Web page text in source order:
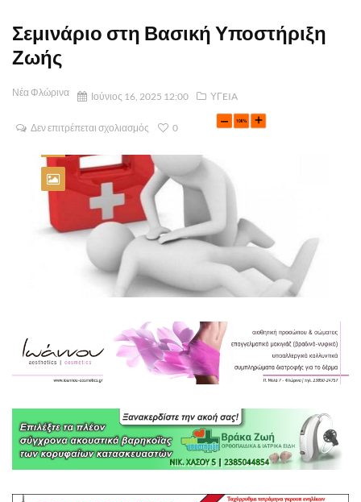
Σεμινάριο στη Βασική Υποστήριξη
Ζωής
Νέα Φλώρινα Ιούνιος 16, 2025 12:00 ΥΓEIA
Δεν επιτρέπεται σχολιασμός 0